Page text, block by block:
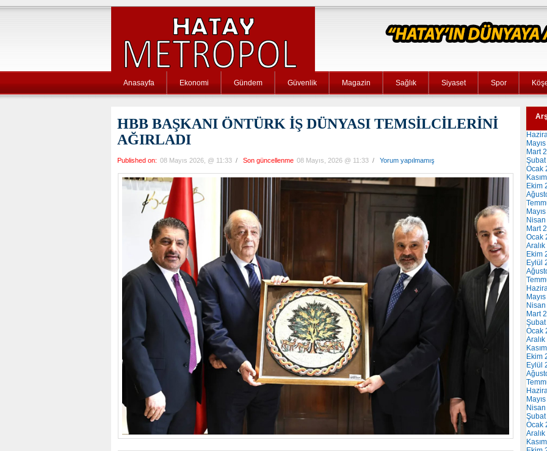
Anasayfa Ekonomi Gündem Güvenlik Magazin Sağlık Siyaset Spor
HBB BAŞKANI ÖNTÜRK İŞ DÜNYASI TEMSİLCİLERİNİ
AĞIRLADI
Published on: 08 Mayıs 2026, @ 11:33 / Son güncellenme 08 Mayıs, 2026 @ 11:33 / Yorum yapılmamış
Mart
Ocak
Ekim
Mart
Ocak
Ekim
Eylül
Mart
Ocak
Ekim
Eylül
Ocak